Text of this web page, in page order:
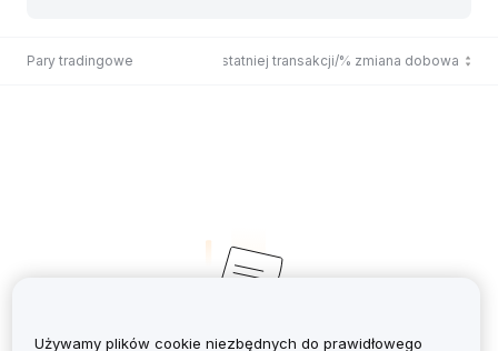
Pary tradingowe Cena ostatniej transakcji/% zmiana dobowa
Używamy plików cookie niezbędnych do prawidłowego